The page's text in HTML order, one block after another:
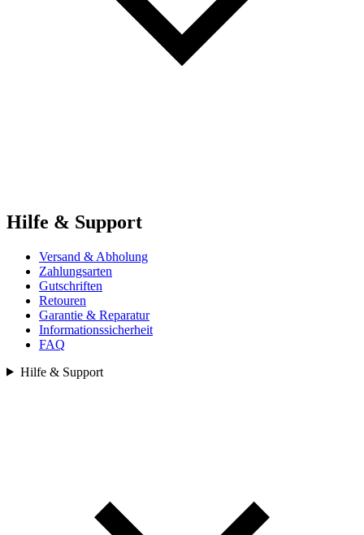
Hilfe & Support
Versand & Abholung
Zahlungsarten
Gutschriften
Retouren
Garantie & Reparatur
Informationssicherheit
FAQ
Hilfe & Support